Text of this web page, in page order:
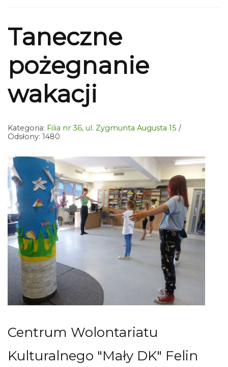
Taneczne
pożegnanie
wakacji
Kategoria: Filia nr 36, ul. Zygmunta Augusta 15
Odsłony: 1480
Centrum Wolontariatu
Kulturalnego "Mały DK" Felin